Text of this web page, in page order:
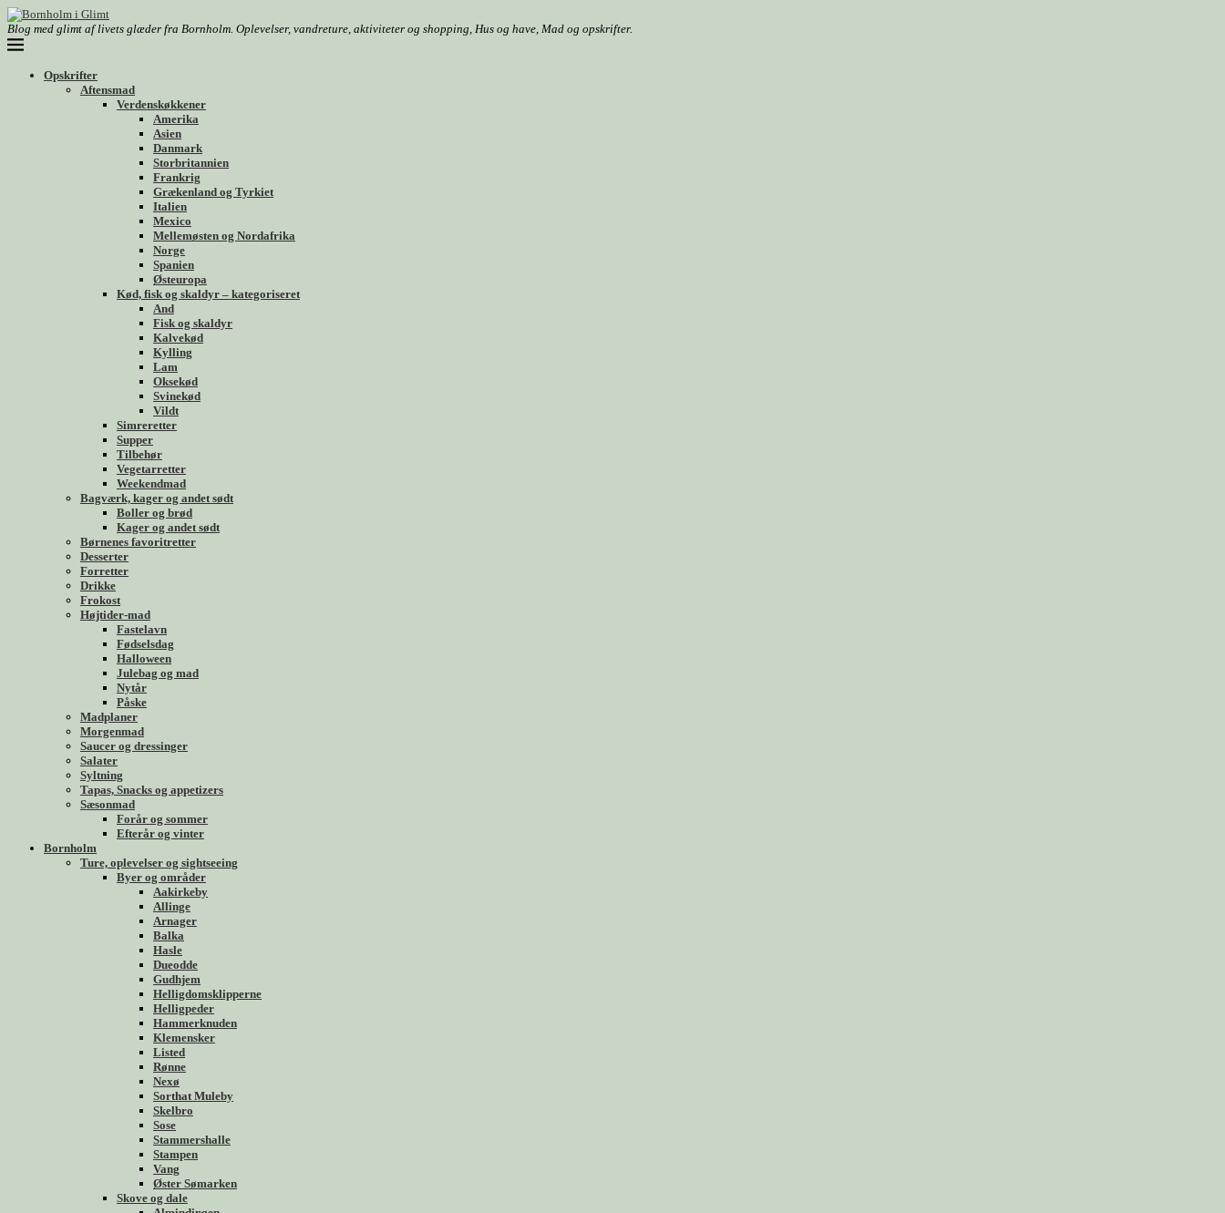
Blog med glimt af livets glæder fra Bornholm. Oplevelser, vandreture, aktiviteter og shopping, Hus og have, Mad og opskrifter.
Opskrifter
Aftensmad
Verdenskøkkener
Amerika
Asien
Danmark
Storbritannien
Frankrig
Grækenland og Tyrkiet
Italien
Mexico
Mellemøsten og Nordafrika
Norge
Spanien
Østeuropa
Kød, fisk og skaldyr – kategoriseret
And
Fisk og skaldyr
Kalvekød
Kylling
Lam
Oksekød
Svinekød
Vildt
Simreretter
Supper
Tilbehør
Vegetarretter
Weekendmad
Bagværk, kager og andet sødt
Boller og brød
Kager og andet sødt
Børnenes favoritretter
Desserter
Forretter
Drikke
Frokost
Højtider-mad
Fastelavn
Fødselsdag
Halloween
Julebag og mad
Nytår
Påske
Madplaner
Morgenmad
Saucer og dressinger
Salater
Syltning
Tapas, Snacks og appetizers
Sæsonmad
Forår og sommer
Efterår og vinter
Bornholm
Ture, oplevelser og sightseeing
Byer og områder
Aakirkeby
Allinge
Arnager
Balka
Hasle
Dueodde
Gudhjem
Helligdomsklipperne
Helligpeder
Hammerknuden
Klemensker
Listed
Rønne
Nexø
Sorthat Muleby
Skelbro
Sose
Stammershalle
Stampen
Vang
Øster Sømarken
Skove og dale